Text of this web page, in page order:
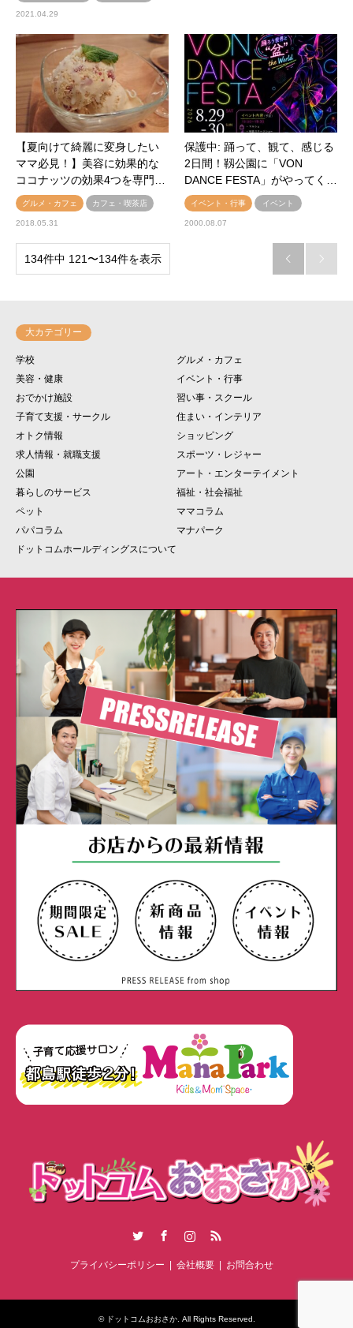
2021.04.29
【夏向けて綺麗に変身したい
ママ必見！】美容に効果的な
ココナッツの効果4つを専門…
グルメ・カフェ カフェ・喫茶店
2018.05.31
保護中: 踊って、観て、感じる
2日間！靱公園に「VON
DANCE FESTA」がやってく…
イベント・行事 イベント
2000.08.07
134件中 121〜134件を表示  
大カテゴリー
学校
グルメ・カフェ
美容・健康
イベント・行事
おでかけ施設
習い事・スクール
子育て支援・サークル
住まい・インテリア
オトク情報
ショッピング
求人情報・就職支援
スポーツ・レジャー
公園
アート・エンターテイメント
暮らしのサービス
福祉・社会福祉
ペット
ママコラム
パパコラム
マナパーク
ドットコムホールディングスについて
RSS
プライバシーポリシー 会社概要 お問合わせ
© ドットコムおおさか. All Rights Reserved.